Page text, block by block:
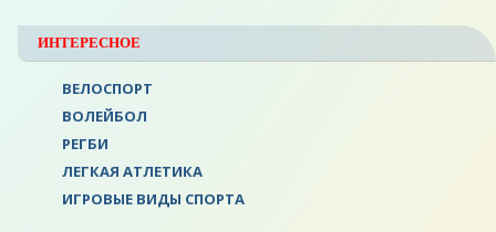
ИНТЕРЕСНОЕ
ВЕЛОСПОРТ
ВОЛЕЙБОЛ
РЕГБИ
ЛЕГКАЯ АТЛЕТИКА
ИГРОВЫЕ ВИДЫ СПОРТА